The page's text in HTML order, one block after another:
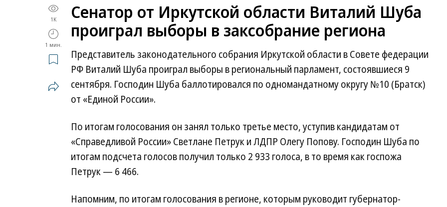
1K
1 мин.
Сенатор от Иркутской области Виталий Шуба
проиграл выборы в заксобрание региона
Представитель законодательного собрания Иркутской области в Совете федерации
РФ Виталий Шуба проиграл выборы в региональный парламент, состоявшиеся 9
сентября. Господин Шуба баллотировался по одномандатному округу №10 (Братск)
от «Единой России».
По итогам голосования он занял только третье место, уступив кандидатам от
«Справедливой России» Светлане Петрук и ЛДПР Олегу Попову. Господин Шуба по
итогам подсчета голосов получил только 2 933 голоса, в то время как госпожа
Петрук — 6 466.
Напомним, по итогам голосования в регионе, которым руководит губернатор-